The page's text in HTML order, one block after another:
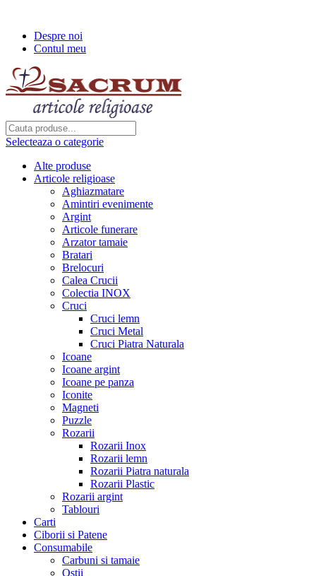
Despre noi
Contul meu
Selecteaza o categorie
Alte produse
Articole religioase
Aghiazmatare
Amintiri evenimente
Argint
Articole funerare
Arzator tamaie
Bratari
Brelocuri
Calea Crucii
Colectia INOX
Cruci
Cruci lemn
Cruci Metal
Cruci Piatra Naturala
Icoane
Icoane argint
Icoane pe panza
Iconite
Magneti
Puzzle
Rozarii
Rozarii Inox
Rozarii lemn
Rozarii Piatra naturala
Rozarii Plastic
Rozarii argint
Tablouri
Carti
Ciborii si Patene
Consumabile
Carbuni si tamaie
Ostii